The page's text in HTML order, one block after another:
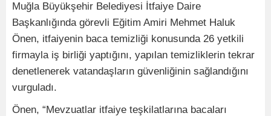
Muğla Büyükşehir Belediyesi İtfaiye Daire
Başkanlığında görevli Eğitim Amiri Mehmet Haluk
Önen, itfaiyenin baca temizliği konusunda 26 yetkili
firmayla iş birliği yaptığını, yapılan temizliklerin tekrar
denetlenerek vatandaşların güvenliğinin sağlandığını
vurguladı.
Önen, “Mevzuatlar itfaiye teşkilatlarına bacaları